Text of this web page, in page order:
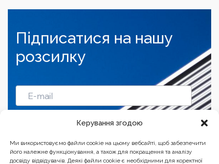
Керування згодою
Ми використовуємо файли cookie на цьому вебсайті, щоб забезпечити
його належне функціонування, а також для покращення та аналізу
досвіду відвідувачів. Деякі файли cookie є необхідними для коректної
Підписатися на нашу
розсилку
Підписатись